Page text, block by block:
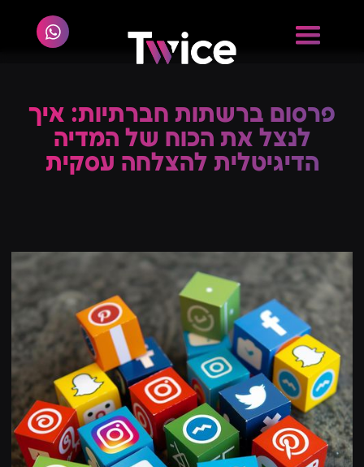
פרסום ברשתות חברתיות: איך
לנצל את הכוח של המדיה
הדיגיטלית להצלחה עסקית